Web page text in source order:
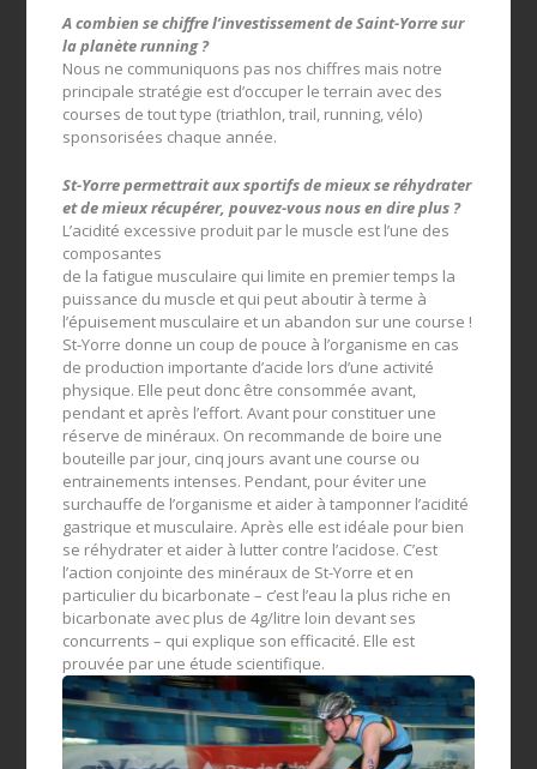
A combien se chiffre l’investissement de Saint-Yorre sur
la planète running ?
Nous ne communiquons pas nos chiffres mais notre
principale stratégie est d’occuper le terrain avec des
courses de tout type (triathlon, trail, running, vélo)
sponsorisées chaque année.
St-Yorre permettrait aux sportifs de mieux se réhydrater
et de mieux récupérer, pouvez-vous nous en dire plus ?
L’acidité excessive produit par le muscle est l’une des
composantes
de la fatigue musculaire qui limite en premier temps la
puissance du muscle et qui peut aboutir à terme à
l’épuisement musculaire et un abandon sur une course !
St-Yorre donne un coup de pouce à l’organisme en cas
de production importante d’acide lors d’une activité
physique. Elle peut donc être consommée avant,
pendant et après l’effort. Avant pour constituer une
réserve de minéraux. On recommande de boire une
bouteille par jour, cinq jours avant une course ou
entrainements intenses. Pendant, pour éviter une
surchauffe de l’organisme et aider à tamponner l’acidité
gastrique et musculaire. Après elle est idéale pour bien
se réhydrater et aider à lutter contre l’acidose. C’est
l’action conjointe des minéraux de St-Yorre et en
particulier du bicarbonate – c’est l’eau la plus riche en
bicarbonate avec plus de 4g/litre loin devant ses
concurrents – qui explique son efficacité. Elle est
prouvée par une étude scientifique.